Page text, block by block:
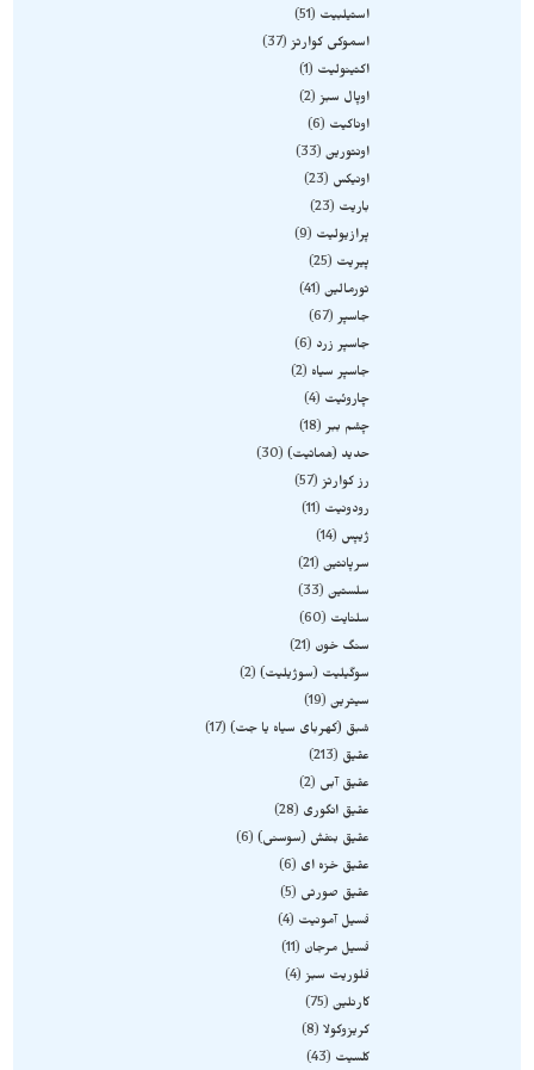
استیلبیت
51
اسموکی کوارتز 37
اکتینولیت
1
اوپال سبز 2
اوناکیت
6
اونتورین 33
اونیکس
23
باریت
23
پرازیولیت
9
پیریت
25
تورمالین 41
جاسپر 67
جاسپر زرد
6
جاسپر سیاه
2
چاروئیت
4
چشم ببر 18
حدید (هماتیت) 30
رز کوارتز 57
رودونیت
11
ژیپس
14
سرپانتین 21
سلستین 33
سلنایت
60
سنگ خون
21
سوگیلیت (سوژیلیت) 2
سیترین 19
شبق (کهربای سیاه یا جت) 17
عقیق
213
عقیق آبی
2
عقیق انگوری
28
عقیق بنفش (سوسنی) 6
عقیق خزه ای
6
عقیق صورتی
5
فسیل آمونیت
4
فسیل مرجان
11
فلوریت سبز 4
کارنلین 75
کریزوکولا
8
کلسیت
43